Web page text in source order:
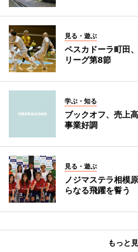
見る・遊ぶ
ペスカドーラ町田
リーグ第8節
学ぶ・知る
ブックオフ、売上
事業好調
見る・遊ぶ
ノジマステラ相模
らなる飛躍を誓う
もっと